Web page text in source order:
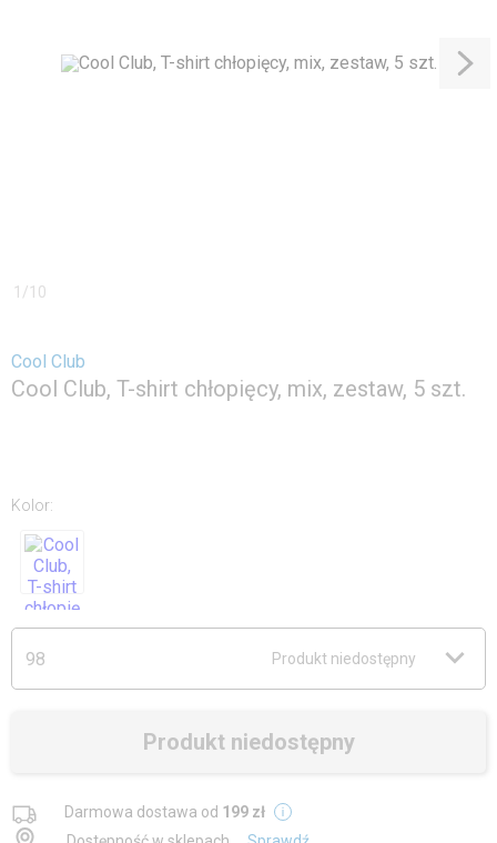
1 /10
Cool Club
Cool Club, T-shirt chłopięcy, mix, zestaw, 5 szt.
Kolor:
98 Produkt niedostępny
Produkt niedostępny
Darmowa dostawa od 199 zł